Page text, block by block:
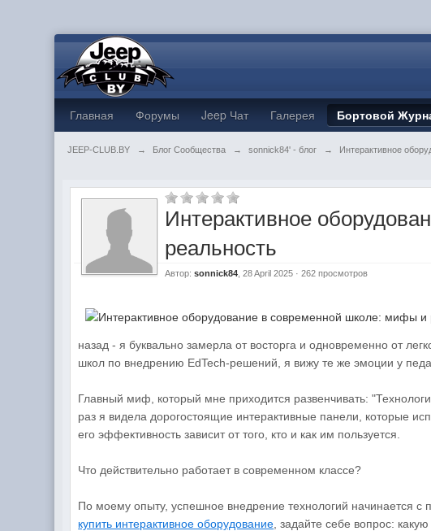
Главная Форумы Jeep Чат Галерея Бортовой
JEEP-CLUB.BY → Блог Сообщества → sonnick84' - блог → Интерактивное
Интерактивное
реальность
Автор:sonnick84 , 28 April 2025 · 262 просмотров
назад - я буквально замерла от восторга и одновременно от
школ по внедрению EdTech-решений, я вижу те же эмоции у
Главный миф, который мне приходится развенчивать:
раз я видела дорогостоящие интерактивные панели, которые
его эффективность зависит от того, кто и как им пользуется.
Что действительно работает в современном классе?
По моему опыту, успешное внедрение технологий начинается с
купить интерактивное оборудование , задайте себе вопрос: